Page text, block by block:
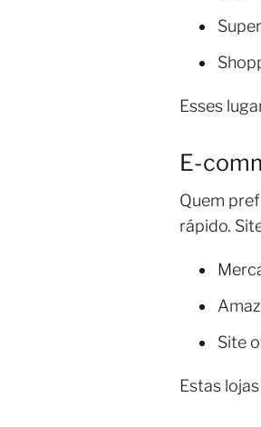
Esses
E-
Quem
rápido.
Site
Estas